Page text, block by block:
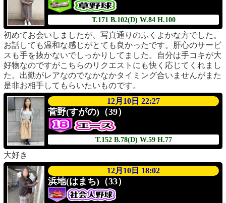
T.171 B.102(D) W.84 H.100
初めてお会いしましたが、写真通りのふくよかな方でした。
お話しても温和な感じがとても良かったです。肝心のサービ
スも手を抜かないでしっかりしてました。自分は手コキが大
好物なのですがこちらのリクエストにも快く応じてくれまし
た。出勤がレアなのでなかなかタイミング合いませんがまた
是非お相手してもらいたいものです。
12月10日 22:27
菅野(すがの)（39）
T.152 B.78(D) W.59 H.77
大好き
12月10日 18:02
浜地(はまち)（33）